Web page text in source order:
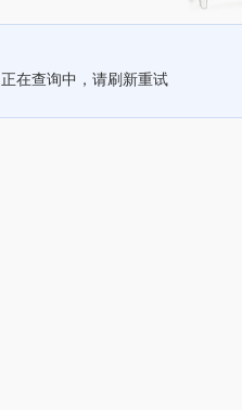
正在查询中，请刷新重试